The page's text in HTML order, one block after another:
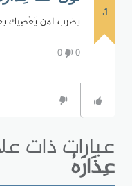
1.
يضرب لمن يَعْصِيك
0
0
عبارات ذات
عِذَارَهُ